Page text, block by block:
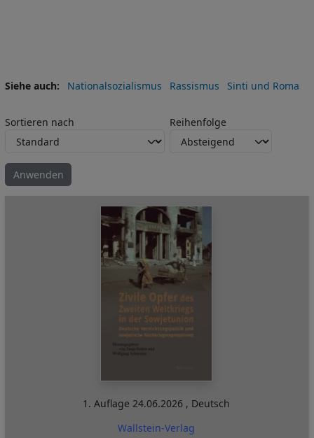
Siehe auch Nationalsozialismus Rassismus Sinti und Roma
Sortieren nach Reihenfolge
1. Auflage24.06.2026 , Deutsch
Wallstein-Verlag